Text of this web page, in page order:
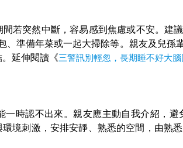
若突然中斷，容易感到焦慮或不安。建
、準備年菜或一起大掃除等。親友及兒孫
延伸閱讀《三警訊別輕忽，長期睡不好大
一時認不出來。親友應主動自我介紹，
境刺激，安排安靜、熟悉的空間，由熟